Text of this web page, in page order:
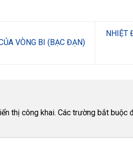
VÒNG BI (BẠC ĐẠN)
NHIỆT
thị công khai. Các trường bắt buộc